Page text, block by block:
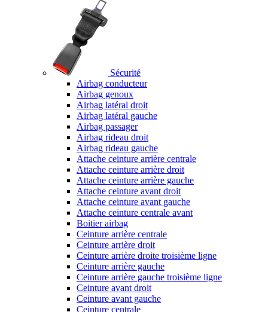
Sécurité
Airbag conducteur
Airbag genoux
Airbag latéral droit
Airbag latéral gauche
Airbag passager
Airbag rideau droit
Airbag rideau gauche
Attache ceinture arrière centrale
Attache ceinture arrière droit
Attache ceinture arrière gauche
Attache ceinture avant droit
Attache ceinture avant gauche
Attache ceinture centrale avant
Boitier airbag
Ceinture arrière centrale
Ceinture arrière droit
Ceinture arrière droite troisième ligne
Ceinture arrière gauche
Ceinture arrière gauche troisième ligne
Ceinture avant droit
Ceinture avant gauche
Ceinture centrale